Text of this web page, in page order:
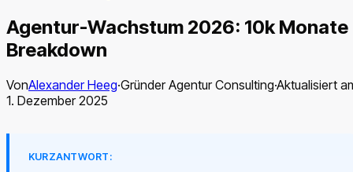
Agentur-Wachstum 2026: 10k Monate
Breakdown
VonAlexander Heeg·Gründer Agentur Consulting·Aktualisiert
1. Dezember 2025
KURZANTWORT: